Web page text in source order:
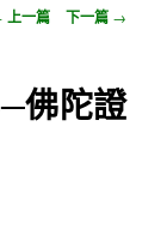
覽文章
上一篇 下一篇 →
佛陀證